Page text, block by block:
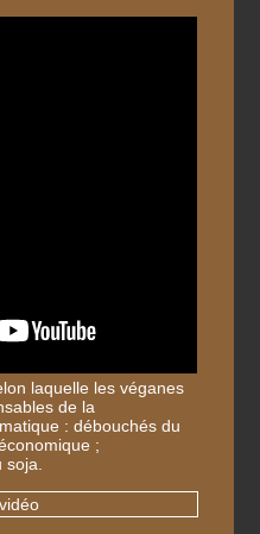
laquelle les véganes
de la
: débouchés du
;